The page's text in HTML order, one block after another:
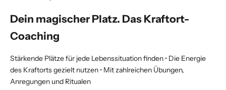
Dein magischer Platz. Das Kraftort-
Coaching
Stärkende Plätze für jede Lebenssituation finden • Die Energie
des Kraftorts gezielt nutzen • Mit zahlreichen Übungen,
Anregungen und Ritualen